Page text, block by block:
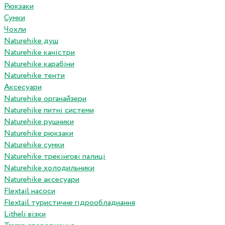
Рюкзаки
Сумки
Чохли
Naturehike душ
Naturehike каністри
Naturehike карабіни
Naturehike тенти
Аксесуари
Naturehike органайзери
Naturehike питні системи
Naturehike рушники
Naturehike рюкзаки
Naturehike сумки
Naturehike трекінгові палиці
Naturehike холодильники
Naturehike аксесуари
Flextail насоси
Flextail туристичне гідрообладнання
Litheli візки